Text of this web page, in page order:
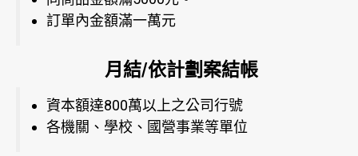
訂單內金額滿一萬元
月結/依計劃案結帳
資本額達800萬以上之公司行號
各機關、學校、國營事業等單位